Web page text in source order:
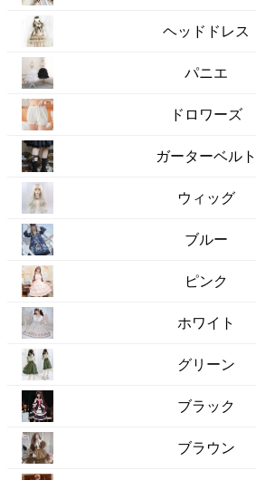
ヘッドドレス
パニエ
ドロワーズ
ガーターベルト
ウィッグ
ブルー
ピンク
ホワイト
グリーン
ブラック
ブラウン